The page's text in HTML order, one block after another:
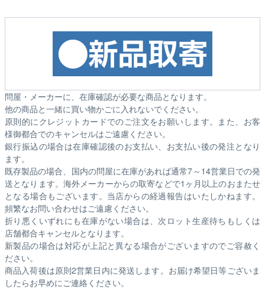
問屋・メーカーに、在庫確認が必要な商品となります。
他の商品と一緒に買い物かごに入れないでください。
原則的にクレジットカードでのご注文をお願いします。また、お客
様御都合でのキャンセルはご遠慮ください。
銀行振込の場合は在庫確認後のお支払い、お支払い後の発注となり
ます。
既存製品の場合、国内の問屋に在庫があれば通常7～14営業日での発
送となります。海外メーカーからの取寄などで1ヶ月以上のおまたせ
となる場合もございます。 当店からの経過報告はいたしかねます。
頻繁なお問い合わせはご遠慮ください。
折り悪くいずれにも在庫がない場合は、次ロット生産待ちもしくは
店舗都合キャンセルとなります。
新製品の場合は対応が上記と異なる場合がございますのでご容赦く
ださい。
商品入荷後は原則2営業日内に発送します。お届け希望日等ございま
したらお早めにご連絡ください。